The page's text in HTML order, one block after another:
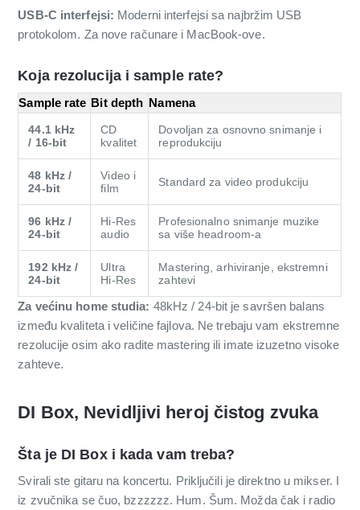
USB-C interfejsi: Moderni interfejsi sa najbržim USB
protokolom. Za nove računare i MacBook-ove.
Koja rezolucija i sample rate?
Sample rate Bit depth Namena
44.1 kHz
/ 16-bit
CD
kvalitet
Dovoljan za osnovno snimanje i
reprodukciju
48 kHz /
24-bit
Video i
film
Standard za video produkciju
96 kHz /
24-bit
Hi-Res
audio
Profesionalno snimanje muzike
sa više headroom-a
192 kHz /
24-bit
Ultra
Hi-Res
Mastering, arhiviranje, ekstremni
zahtevi
Za većinu home studia: 48kHz / 24-bit je savršen balans
između kvaliteta i veličine fajlova. Ne trebaju vam ekstremne
rezolucije osim ako radite mastering ili imate izuzetno visoke
zahteve.
DI Box, Nevidljivi heroj čistog zvuka
Šta je DI Box i kada vam treba?
Svirali ste gitaru na koncertu. Priključili je direktno u mikser. I
iz zvučnika se čuo, bzzzzzz. Hum. Šum. Možda čak i radio